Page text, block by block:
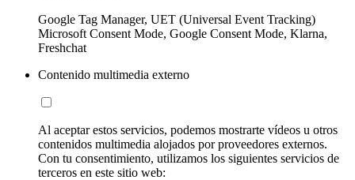
Google Tag Manager, UET (Universal Event Tracking)
Microsoft Consent Mode, Google Consent Mode, Klarna,
Freshchat
Contenido multimedia externo
Al aceptar estos servicios, podemos mostrarte vídeos u otros
contenidos multimedia alojados por proveedores externos.
Con tu consentimiento, utilizamos los siguientes servicios de
terceros en este sitio web: